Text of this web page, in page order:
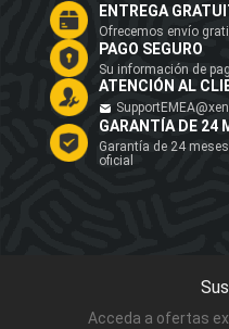
ENTREGA
Ofrecemos envío
PAGO SEGURO
Su información de
ATENCIÓN AL
GARANTÍA DE 24
Garantía de 24
oficial
Acceda a ofertas